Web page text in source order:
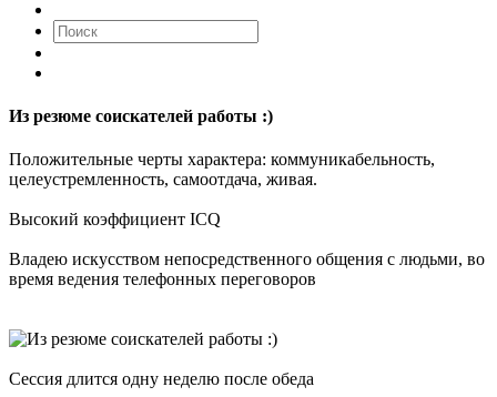
Из резюме соискателей работы :)
Положительные черты характера: коммуникабельность,
целеустремленность, самоотдача, живая.
Высокий коэффициент ICQ
Владею искусством непосредственного общения с людьми, во
время ведения телефонных переговоров
Сессия длится одну неделю после обеда